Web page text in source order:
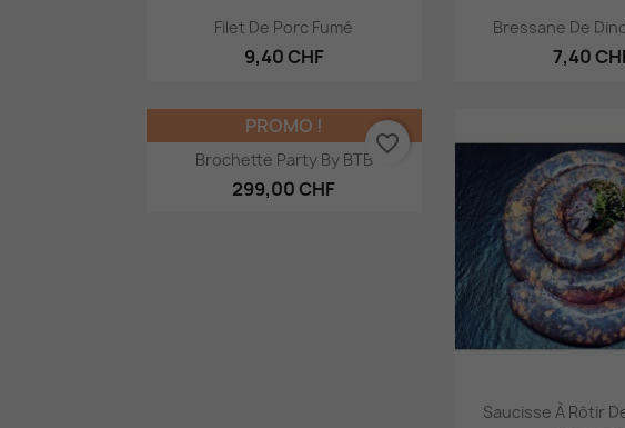
Aperçu rapide
Filet De Porc Fumé
9,40 CHF
Aperçu
Bressane De
7,40
Aperçu rapide
Brochette Party By BTB
299,00 CHF
PROMO !
favorite_border
Aperçu
Saucisse À Rôtir